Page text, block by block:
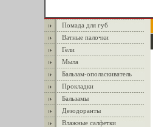
Помада для губ
Ватные палочки
Гели
Мыла
Бальзам-ополаскиватель
Прокладки
Бальзамы
Дезодоранты
Влажные салфетки